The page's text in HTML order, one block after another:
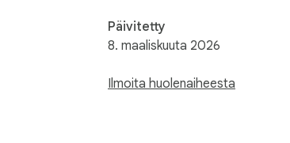
Päivitetty
8. maaliskuuta 2026
Ilmoita huolenaiheesta